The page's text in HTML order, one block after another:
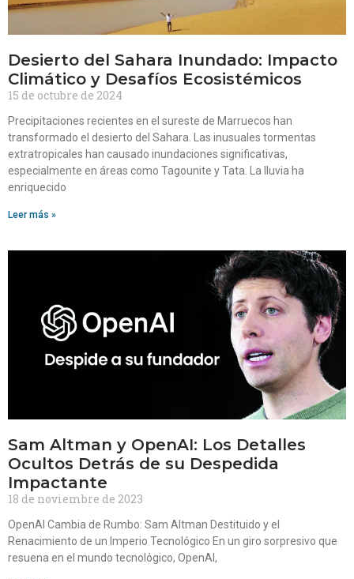
Desierto del Sahara Inundado: Impacto
Climático y Desafíos Ecosistémicos
15 de octubre de 2024
Precipitaciones recientes en el sureste de Marruecos han
transformado el desierto del Sahara. Las inusuales tormentas
extratropicales han causado inundaciones significativas,
especialmente en áreas como Tagounite y Tata. La lluvia ha
enriquecido
Leer más »
Sam Altman y OpenAI: Los Detalles
Ocultos Detrás de su Despedida
Impactante
18 de noviembre de 2023
OpenAI Cambia de Rumbo: Sam Altman Destituido y el
Renacimiento de un Imperio Tecnológico En un giro sorpresivo que
resuena en el mundo tecnológico, OpenAI,